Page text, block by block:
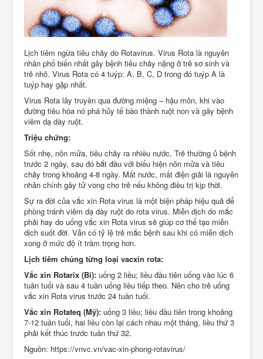
Lịch tiêm ngừa tiêu chảy do Rotavirus. Virus Rota là nguyên
nhân phổ biến nhất gây bệnh tiêu chảy nặng ở trẻ sơ sinh và
trẻ nhỏ. Virus Rota có 4 tuýp: A, B, C, D trong đó tuýp A là
tuýp hay gặp nhất.
Virus Rota lây truyền qua đường miệng – hậu môn, khi vào
đường tiêu hóa nó phá hủy tế bào thành ruột non và gây bệnh
viêm dạ dày ruột.
Triệu chứng:
Sốt nhẹ, nôn mửa, tiêu chảy ra nhiều nước. Trẻ thường ủ bệnh
trước 2 ngày, sau đó bắt đầu với biểu hiện nôn mửa và tiêu
chảy trong khoảng 4-8 ngày. Mất nước, mất điện giải là nguyên
nhân chính gây tử vong cho trẻ nếu không điều trị kịp thời.
Sự ra đời của vắc xin Rota virus là một biện pháp hiệu quả để
phòng tránh viêm dạ dày ruột do rota virus. Miễn dịch do mắc
phải hay do uống vắc xin Rota virus sẽ giúp cơ thể tạo miễn
dịch suốt đời. Vẫn có tỷ lệ trẻ mắc bệnh sau khi có miễn dịch
xong ở mức độ ít trầm trọng hơn.
Lịch tiêm chủng từng loại vacxin rota:
Vắc xin Rotarix (Bỉ): uống 2 liều; liều đầu tiên uống vào lúc 6
tuần tuổi và sau 4 tuần uống liều tiếp theo. Nên cho trẻ uống
vắc xin Rota virus trước 24 tuần tuổi.
Vắc xin Rotateq (Mỹ): uống 3 liều; liều đầu tiên trong khoảng
7-12 tuần tuổi, hai liều còn lại cách nhau một tháng, liều thứ 3
phải kết thúc trước tuần thứ 32.
Nguồn: https://vnvc.vn/vac-xin-phong-rotavirus/